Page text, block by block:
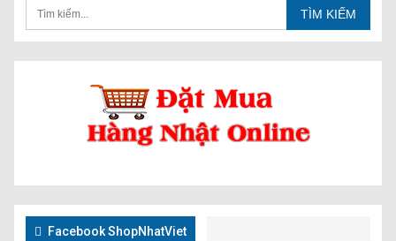
Facebook ShopNhatViet